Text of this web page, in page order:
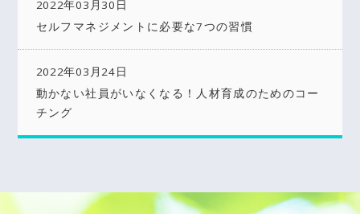
2022年03月30日
セルフマネジメントに必要な7つの習慣
2022年03月24日
動かない社員がいなくなる！人材育成のためのコー
チング